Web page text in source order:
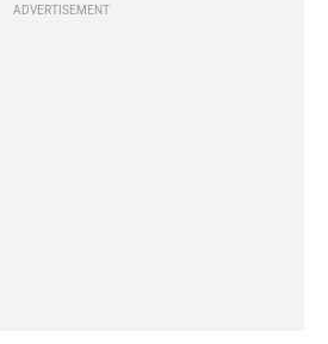
ADVERTISEMENT